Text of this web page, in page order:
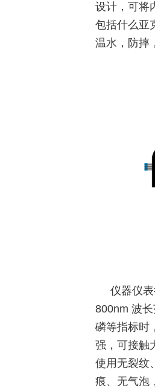
设计，可将
包括什么亚
温水，防摔
仪器仪
800nm 波
磷等指标时
强，可接触
使用无裂纹
痕、无气泡